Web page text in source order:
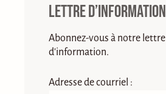
Lettre d’information
Abonnez-vous à notre lettre
d'information.
Adresse de courriel :